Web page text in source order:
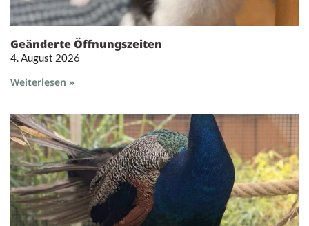
Geänderte Öffnungszeiten
4. August 2026
Weiterlesen »